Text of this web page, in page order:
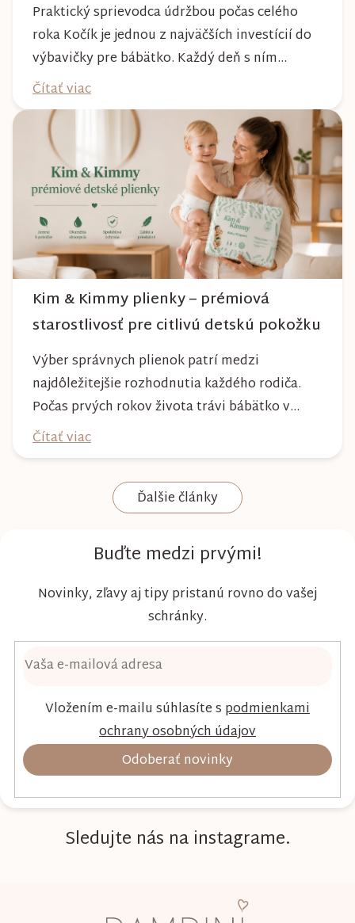
Praktický sprievodca údržbou počas celého
roka Kočík je jednou z najväčších investícií do
výbavičky pre bábätko. Každý deň s ním
absolvujete prechádzky po meste, v parkoch,
na lesných chodníkoch aj počas nepriaznivého
počasia. Pravidelnou starostlivosťou si však
môžete byť istí, že vám bude spoľahlivo slúžiť
dlhé roky a zachová si svoj krásny vzhľ...
Čítať viac
Kim & Kimmy plienky – prémiová
starostlivosť pre citlivú detskú pokožku
Výber správnych plienok patrí medzi
najdôležitejšie rozhodnutia každého rodiča.
Počas prvých rokov života trávi bábätko v
plienke väčšinu dňa, preto by mala poskytovať
nielen spoľahlivú ochranu, ale aj maximálny
komfort a šetrnosť k citlivej pokožke. Plienky
Kim & Kimmy boli vyvinuté s dôrazom na
Čítať viac
Ďalšie články
Buďte medzi prvými!
Novinky, zľavy aj tipy pristanú rovno do vašej
schránky.
Vložením e-mailu súhlasíte s podmienkami
ochrany osobných údajov
Odoberať novinky
Sledujte nás na instagrame.